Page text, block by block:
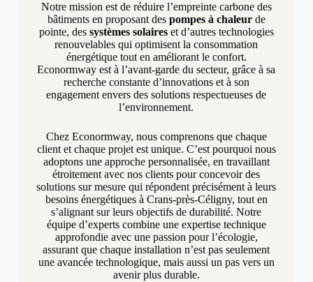
Notre mission est de réduire l’empreinte carbone des
bâtiments en proposant des pompes à chaleurde
pointe, des systèmes solaireset d’autres technologies
renouvelables qui optimisent la consommation
énergétique tout en améliorant le confort.
Econormway est à l’avant-garde du secteur, grâce à sa
recherche constante d’innovations et à son
engagement envers des solutions respectueuses de
l’environnement.
Chez Econormway, nous comprenons que chaque
client et chaque projet est unique. C’est pourquoi nous
adoptons une approche personnalisée, en travaillant
étroitement avec nos clients pour concevoir des
solutions sur mesure qui répondent précisément à leurs
besoins énergétiques à Crans-près-Céligny, tout en
s’alignant sur leurs objectifs de durabilité. Notre
équipe d’experts combine une expertise technique
approfondie avec une passion pour l’écologie,
assurant que chaque installation n’est pas seulement
une avancée technologique, mais aussi un pas vers un
avenir plus durable.